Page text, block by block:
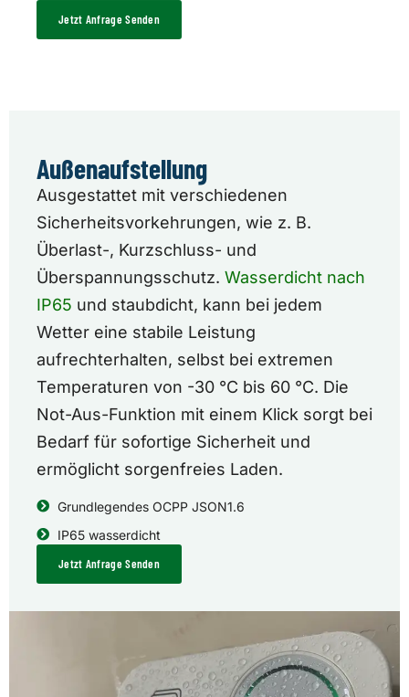
Jetzt Anfrage Senden
Außenaufstellung
Ausgestattet mit verschiedenen
Sicherheitsvorkehrungen, wie z. B.
Überlast-, Kurzschluss- und
Überspannungsschutz. Wasserdicht nach
IP65 und staubdicht, kann bei jedem
Wetter eine stabile Leistung
aufrechterhalten, selbst bei extremen
Temperaturen von -30 °C bis 60 °C. Die
Not-Aus-Funktion mit einem Klick sorgt bei
Bedarf für sofortige Sicherheit und
ermöglicht sorgenfreies Laden.
Grundlegendes OCPP JSON1.6
IP65 wasserdicht
Jetzt Anfrage Senden